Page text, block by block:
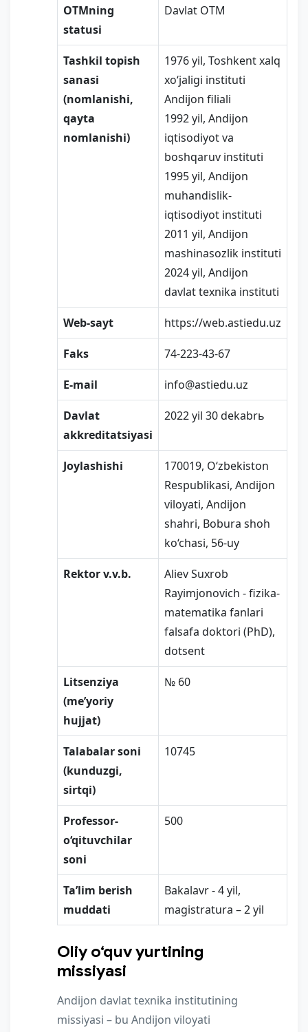
ОТМning
statusi
Davlat OTM
Tashkil topish
sanasi
(nomlanishi,
qayta
nomlanishi)
1976 yil, Toshkent xalq
xo‘jaligi instituti
Andijon filiali
1992 yil, Andijon
iqtisodiyot va
boshqaruv instituti
1995 yil, Andijon
muhandislik-
iqtisodiyot instituti
2011 yil, Andijon
mashinasozlik instituti
2024 yil, Andijon
davlat texnika instituti
Web-sayt https://web.astiedu.uz
Faks 74-223-43-67
E-mail info@astiedu.uz
Davlat
akkreditatsiyasi
2022 yil 30 dekаbrь
Joylashishi
170019, O‘zbekiston
Respublikasi, Andijon
viloyati, Andijon
shahri, Bobura shoh
ko‘chasi, 56-uy
Rektor v.v.b.
Aliev Suxrob
Rayimjonovich - fizika-
matematika fanlari
falsafa doktori (PhD),
dotsent
Litsenziya
(me’yoriy
hujjat)
№ 60
Talabalar soni
(kunduzgi,
sirtqi)
10745
Professor-
o‘qituvchilar
soni
500
Ta’lim berish
muddati
Bakalavr - 4 yil,
magistratura – 2 yil
Oliy oʻquv yurtining
missiyasi
Andijon davlat texnika institutining
missiyasi – bu Andijon viloyati